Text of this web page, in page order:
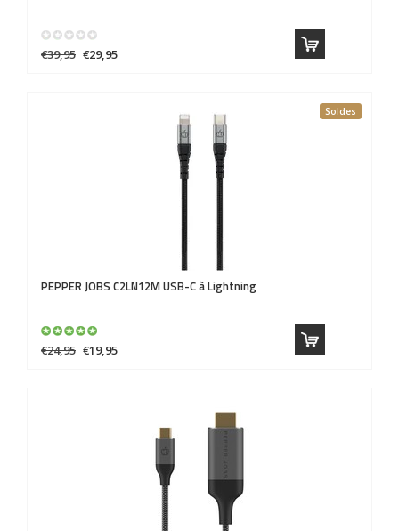
€39,95 €29,95
Soldes
PEPPER JOBS C2LN12M USB-C à Lightning
€24,95 €19,95